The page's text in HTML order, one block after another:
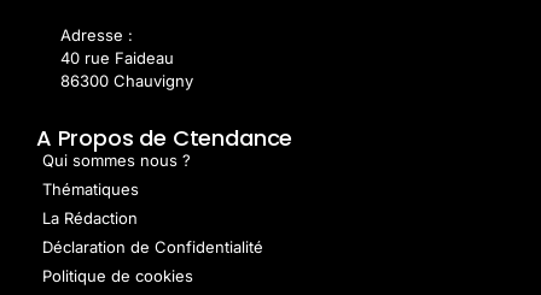
Adresse :
40 rue Faideau
86300 Chauvigny
A Propos de Ctendance
Qui sommes nous ?
Thématiques
La Rédaction
Déclaration de Confidentialité
Politique de cookies